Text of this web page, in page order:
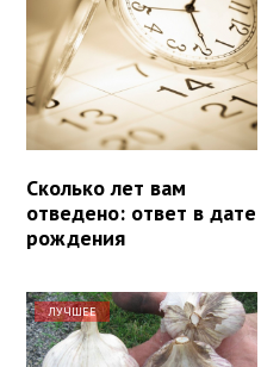
Сколько лет вам
отведено: ответ в дате
рождения
ЛУЧШЕЕ